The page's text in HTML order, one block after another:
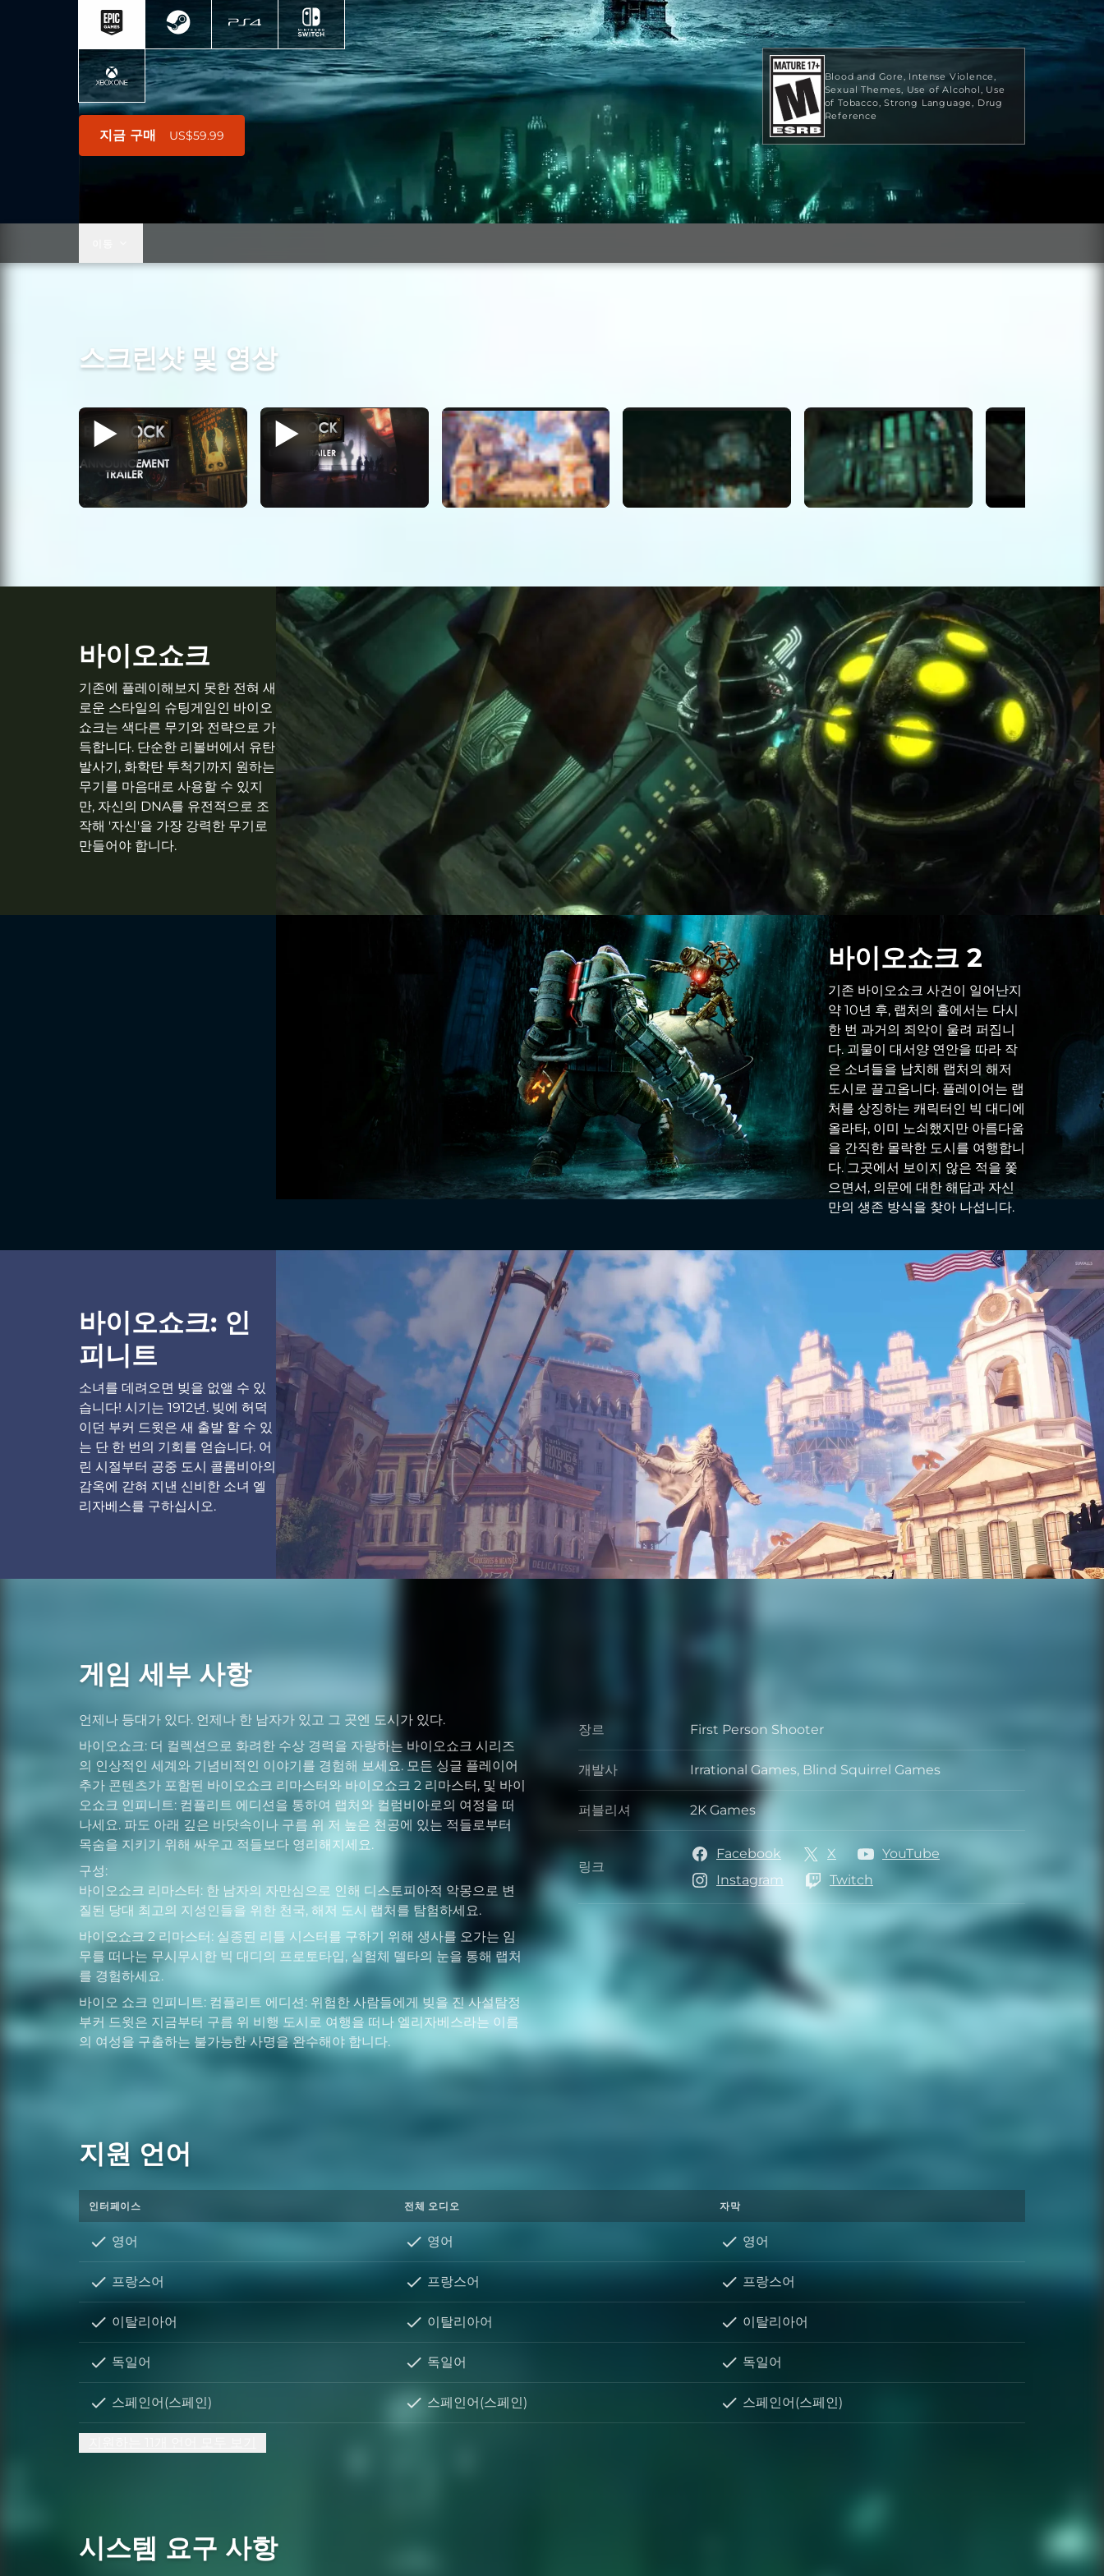
Blood and Gore
Intense Violence
Sexual Themes
Use of Alcohol
Use
of Tobacco Strong Language Drug
Reference
지금 구매 US$59.99
스크린샷 및 영상
바이오쇼크
기존에 플레이해보지 못한 전혀 새
로운 스타일의 슈팅게임인 바이오
쇼크는 색다른 무기와 전략으로 가
득합니다. 단순한 리볼버에서 유탄
발사기, 화학탄 투척기까지 원하는
무기를 마음대로 사용할 수 있지
만, 자신의 DNA를 유전적으로 조
작해 '자신'을 가장 강력한 무기로
만들어야 합니다.
바이오쇼크 2
기존 바이오쇼크 사건이 일어난지
약 10년 후, 랩처의 홀에서는 다시
한 번 과거의 죄악이 울려 퍼집니
다. 괴물이 대서양 연안을 따라 작
은 소녀들을 납치해 랩처의 해저
도시로 끌고옵니다. 플레이어는 랩
처를 상징하는 캐릭터인 빅 대디에
올라타, 이미 노쇠했지만 아름다움
을 간직한 몰락한 도시를 여행합니
다. 그곳에서 보이지 않은 적을 쫓
으면서, 의문에 대한 해답과 자신
만의 생존 방식을 찾아 나섭니다.
바이오쇼크: 인
피니트
소녀를 데려오면 빚을 없앨 수 있
습니다! 시기는 1912년. 빚에 허덕
이던 부커 드윗은 새 출발 할 수 있
는 단 한 번의 기회를 얻습니다. 어
린 시절부터 공중 도시 콜롬비아의
감옥에 갇혀 지낸 신비한 소녀 엘
리자베스를 구하십시오.
게임 세부 사항
언제나 등대가 있다. 언제나 한 남자가 있고 그 곳엔 도시가 있다.
바이오쇼크: 더 컬렉션으로 화려한 수상 경력을 자랑하는 바이오쇼크 시리즈
의 인상적인 세계와 기념비적인 이야기를 경험해 보세요. 모든 싱글 플레이어
추가 콘텐츠가 포함된 바이오쇼크 리마스터와 바이오쇼크 2 리마스터, 및 바이
오쇼크 인피니트: 컴플리트 에디션을 통하여 랩처와 컬럼비아로의 여정을 떠
나세요. 파도 아래 깊은 바닷속이나 구름 위 저 높은 천공에 있는 적들로부터
목숨을 지키기 위해 싸우고 적들보다 영리해지세요.
구성:
바이오쇼크 리마스터: 한 남자의 자만심으로 인해 디스토피아적 악몽으로 변
질된 당대 최고의 지성인들을 위한 천국, 해저 도시 랩처를 탐험하세요.
바이오쇼크 2 리마스터: 실종된 리틀 시스터를 구하기 위해 생사를 오가는 임
무를 떠나는 무시무시한 빅 대디의 프로토타입, 실험체 델타의 눈을 통해 랩처
를 경험하세요.
바이오 쇼크 인피니트: 컴플리트 에디션: 위험한 사람들에게 빚을 진 사설탐정
부커 드윗은 지금부터 구름 위 비행 도시로 여행을 떠나 엘리자베스라는 이름
의 여성을 구출하는 불가능한 사명을 완수해야 합니다.
장르
장르
First Person Shooter
개발사
개발사
Irrational Games, Blind Squirrel Games
퍼블리셔
퍼블리셔
2K Games
링크
링크
Facebook X
YouTube
Instagram
Twitch
지원 언어
인터페이스 전체 오디오 자막
영어 영어 영어
프랑스어 프랑스어 프랑스어
이탈리아어 이탈리아어 이탈리아어
독일어 독일어 독일어
스페인어(스페인) 스페인어(스페인) 스페인어(스페인)
시스템 요구 사항